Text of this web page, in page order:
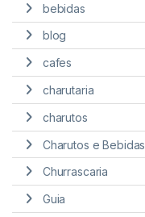
bebidas
blog
cafes
charutaria
charutos
Charutos e Bebidas
Churrascaria
Guia